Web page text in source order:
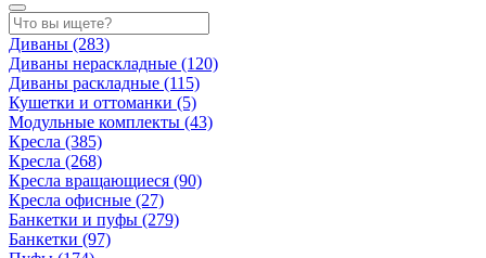
Диваны (283)
Диваны нераскладные (120)
Диваны раскладные (115)
Кушетки и оттоманки (5)
Модульные комплекты (43)
Кресла (385)
Кресла (268)
Кресла вращающиеся (90)
Кресла офисные (27)
Банкетки и пуфы (279)
Банкетки (97)